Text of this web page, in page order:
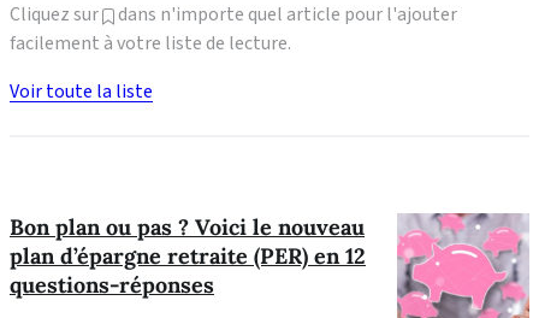
Bon plan ou pas ? Voici le nouveau
plan d’épargne retraite (PER) en 12
questions-réponses
Cliquez sur
dans n'importe quel article pour l'ajouter
facilement à votre liste de lecture.
Voir toute la liste